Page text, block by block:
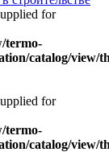
for
termo-
catalog/view/
for
termo-
catalog/view/